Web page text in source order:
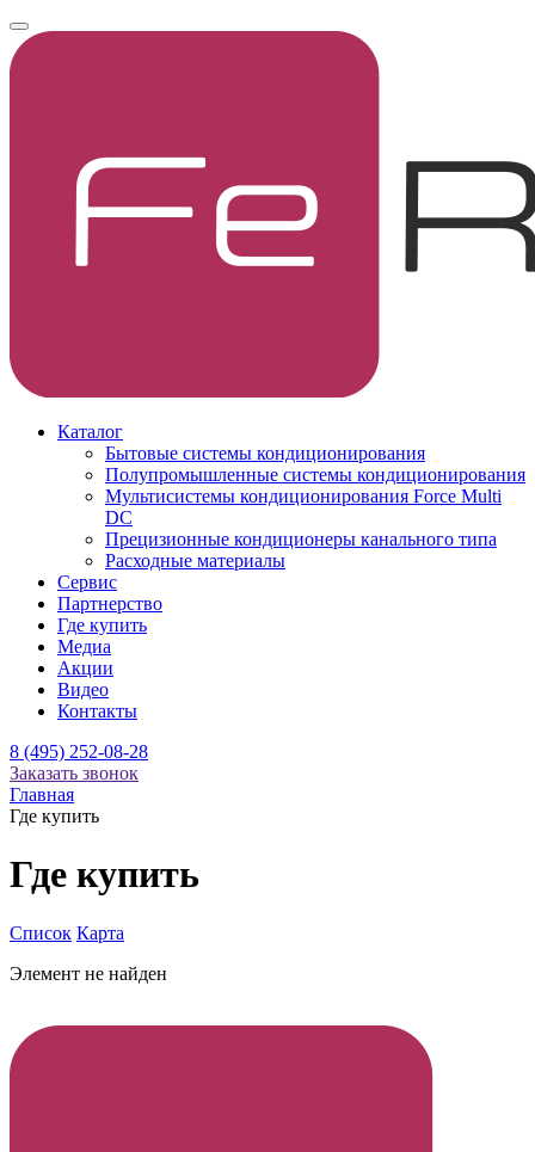
Каталог
Бытовые системы кондиционирования
Полупромышленные системы кондиционирования
Мультисистемы кондиционирования Force Multi
DC
Прецизионные кондиционеры канального типа
Расходные материалы
Сервис
Партнерство
Где купить
Медиа
Акции
Видео
Контакты
8 (495) 252-08-28
Заказать звонок
Главная
Где купить
Где купить
Список Карта
Элемент не найден